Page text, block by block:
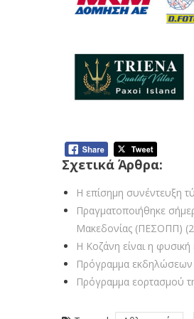
Σχετικά Άρθρα:
Η επίσημη συνέντευξη
Πραγματοποιήθηκε
Μακεδονίας (ΠΕΣΟΠΠ)
Η Κοζάνη είναι η
Πρόγραμμα εκδηλώσεων
Πρόγραμμα εορτασμού